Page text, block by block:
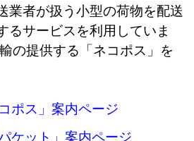
業者が扱う小型の荷物を配送
るサービスを利用していま
の提供する「ネコポス」を
ポス」案内ページ
ケット」案内ページ